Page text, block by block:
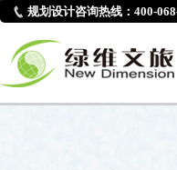
规划设计咨询热线：400-